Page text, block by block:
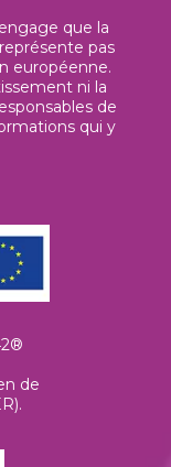
que la
pas
européenne.
ni la
de
qui y
de